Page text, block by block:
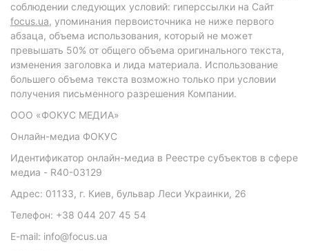
соблюдении следующих условий: гиперссылки на Сайт
focus.ua, упоминания первоисточника не ниже первого
абзаца, объема использования, который не может
превышать 50% от общего объема оригинального текста,
изменения заголовка и лида материала. Использование
большего объема текста возможно только при условии
получения письменного разрешения Компании.
ООО «ФОКУС МЕДИА»
Онлайн-медиа ФОКУС
Идентификатор онлайн-медиа в Реестре субъектов в сфере
медиа - R40-03129
Адрес: 01133, г. Киев, бульвар Леси Украинки, 26
Телефон: +38 044 207 45 54
E-mail: info@focus.ua